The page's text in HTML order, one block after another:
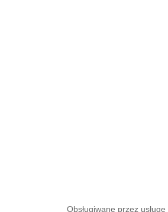
Obsługiwane przez usługę